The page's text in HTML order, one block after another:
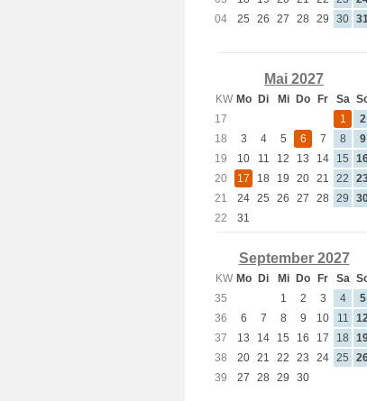
04
25 26 27 28 29 30
Mai 2027
KW Mo Di Mi Do Fr Sa
17
1
2
18
3 4 5 6 7 8
9
19
10 11 12 13 14 15
20
17 18 19 20 21 22
21
24 25 26 27 28 29
22
31
September 2027
KW Mo Di Mi Do Fr Sa
35
1 2 3 4
5
36
6 7 8 9 10 11
37
13 14 15 16 17 18
38
20 21 22 23 24 25
39
27 28 29 30